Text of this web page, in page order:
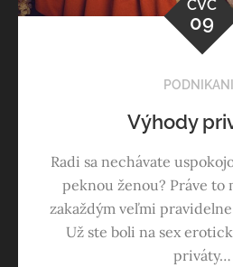
ČVC
09
Výhody
Radi sa nechávate
peknou ženou? Práve to
zakaždým veľmi
Už ste boli na sex
priváty…